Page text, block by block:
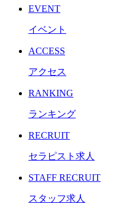
EVENT
イベント
ACCESS
アクセス
RANKING
ランキング
RECRUIT
セラピスト求人
STAFF RECRUIT
スタッフ求人